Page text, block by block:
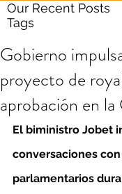
Our Recent Posts
Tags
Gobierno
proyecto de
aprobación en la
El biministro Jobet
conversaciones
parlamentarios